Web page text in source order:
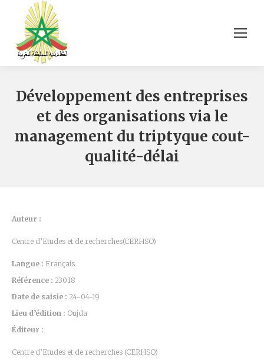
Développement des entreprises
et des organisations via le
management du triptyque cout-
qualité-délai
Auteur :
Centre d’Etudes et de recherches(CERHSO)
Langue : Français
Référence : 23018
Date de saisie : 24-04-19
Lieu d’édition : Oujda
Éditeur :
Centre d’Etudes et de recherches (CERHSO)